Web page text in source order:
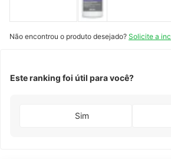
Não encontrou o produto desejado? Solicite a
Este ranking foi útil para você?
Sim